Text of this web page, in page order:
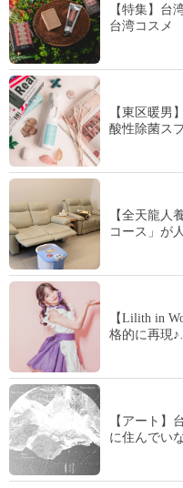
【特集】台
台湾コスメ
【東区暖男
酸性除菌ス
【全天龍人
コース」が
【Lilith in
格的に再現
【アート】
に住んでい